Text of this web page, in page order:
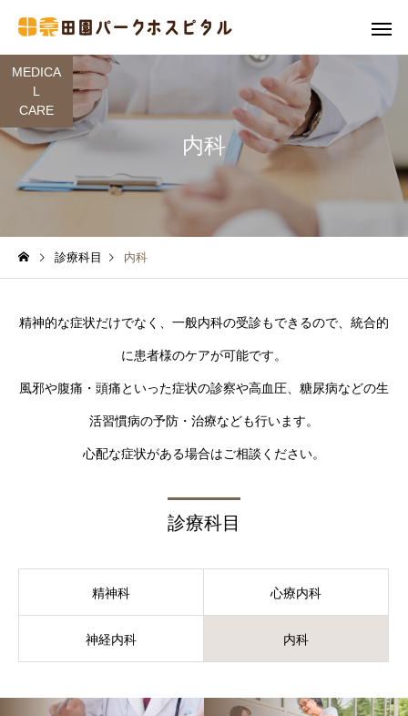
内科
MEDICA
L
CARE
診療科目 内科
精神的な症状だけでなく、一般内科の受診もできるので、統合的
に患者様のケアが可能です。
風邪や腹痛・頭痛といった症状の診察や高血圧、糖尿病などの生
活習慣病の予防・治療なども行います。
心配な症状がある場合はご相談ください。
診療科目
精神科 心療内科
神経内科 内科